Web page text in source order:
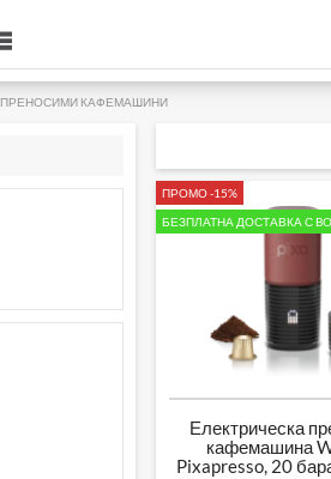
ПРЕНОСИМИ КАФЕМАШИНИ
ПРОМО -15%
БЕЗПЛАТНА ДОСТАВКА С
Електрическа
кафемашина
Pixapresso, 20